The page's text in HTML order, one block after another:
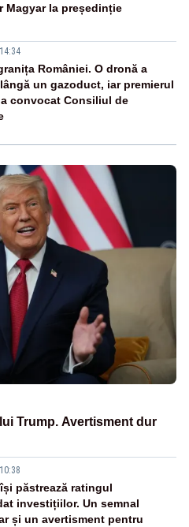
Magyar la președinție
României. O dronă a
un gazoduct, iar premierul
convocat Consiliul de
Trump. Avertisment dur
păstrează ratingul
investițiilor. Un semnal
și un avertisment pentru